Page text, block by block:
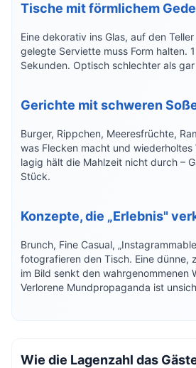
Tische mit förmlichem
Eine dekorativ ins Glas, auf den
gelegte Serviette muss Form halten.
Sekunden. Optisch schlechter als
Gerichte mit schweren
Burger, Rippchen, Meeresfrüchte,
was Flecken macht und
lagig hält die Mahlzeit nicht durch –
Stück.
Konzepte, die „Erlebnis"
Brunch, Fine Casual,
fotografieren den Tisch. Eine dünne,
im Bild senkt den wahrgenommenen
Verlorene Mundpropaganda ist
Wie die Lagenzahl das